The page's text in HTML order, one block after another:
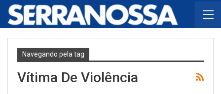
Navegando pela tag
Vítima De Violência